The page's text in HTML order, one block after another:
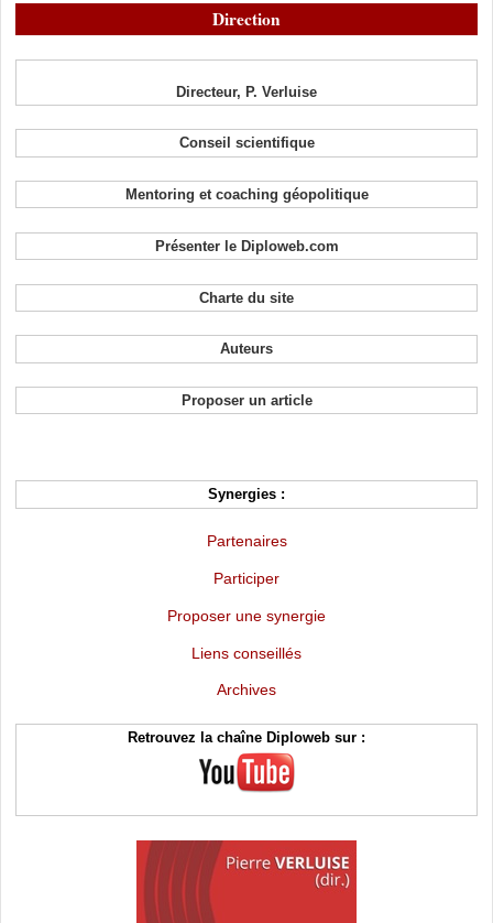
Direction
Directeur, P. Verluise
Conseil scientifique
Mentoring et coaching géopolitique
Présenter le Diploweb.com
Charte du site
Auteurs
Proposer un article
Synergies :
Partenaires
Participer
Proposer une synergie
Liens conseillés
Archives
Retrouvez la chaîne Diploweb sur :